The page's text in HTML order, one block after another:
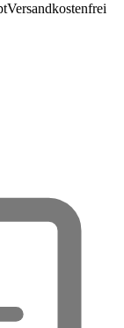
Versandkostenfrei